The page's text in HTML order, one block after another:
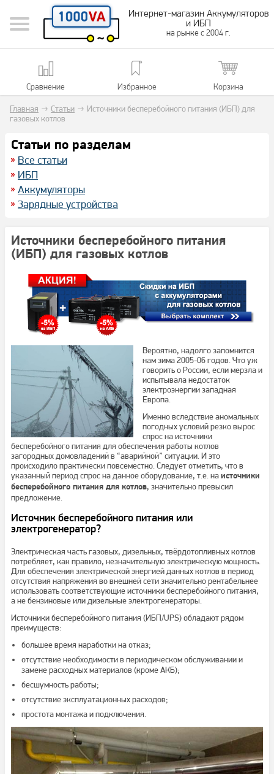
Интернет-магазин Аккумуляторов
и ИБП
на рынке с 2004 г.
Сравнение Избранное Корзина
Главная → Статьи → Источники бесперебойного питания (ИБП) для
газовых котлов
Статьи по разделам
Все статьи
ИБП
Аккумуляторы
Зарядные устройства
Источники бесперебойного питания
(ИБП) для газовых котлов
Вероятно, надолго запомнится
нам зима 2005-06 годов. Что уж
говорить о России, если мерзла и
испытывала недостаток
электроэнергии западная
Европа.
Именно вследствие аномальных
погодных условий резко вырос
спрос на источники
бесперебойного питания для обеспечения работы котлов
загородных домовладений в “аварийной” ситуации. И это
происходило практически повсеместно. Следует отметить, что в
указанный период спрос на данное оборудование, т.е. на источники
бесперебойного питания для котлов, значительно превысил
предложение.
Источник бесперебойного питания или
электрогенератор?
Электрическая часть газовых, дизельных, твёрдотопливных котлов
потребляет, как правило, незначительную электрическую мощность.
Для обеспечения электрической энергией данных котлов в период
отсутствия напряжения во внешней сети значительно рентабельнее
использовать соответствующие источники бесперебойного питания,
а не бензиновые или дизельные электрогенераторы.
Источники бесперебойного питания (ИБП/UPS) обладают рядом
преимуществ:
большее время наработки на отказ;
отсутствие необходимости в периодическом обслуживании и
замене расходных материалов (кроме АКБ);
бесшумность работы;
отсутствие эксплуатационных расходов;
простота монтажа и подключения.